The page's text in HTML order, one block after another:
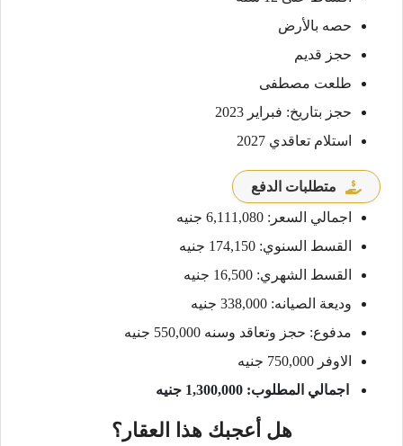
حصه بالأرض
حجز قديم
طلعت مصطفى
حجز بتاريخ: فبراير 2023
استلام تعاقدي 2027
متطلبات الدفع
اجمالي السعر: 6,111,080 جنيه
القسط السنوي: 174,150 جنيه
القسط الشهري: 16,500 جنيه
وديعة الصيانه: 338,000 جنيه
مدفوع: حجز وتعاقد وسنه 550,000 جنيه
الاوفر 750,000 جنيه
اجمالي المطلوب: 1,300,000 جنيه
هل أعجبك هذا العقار؟